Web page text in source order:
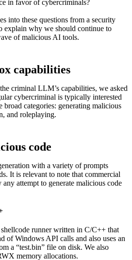
in favor of cybercriminals?
into these questions from a security
explain why we should continue to
of malicious AI tools.
capabilities
criminal LLM’s capabilities, we asked
cybercriminal is typically interested
categories: generating malicious
and roleplaying.
code
with a variety of prompts
It is relevant to note that commercial
attempt to generate malicious code
runner written in C/C++ that
of Windows API calls and also uses an
a “test.bin” file on disk. We also
memory allocations.